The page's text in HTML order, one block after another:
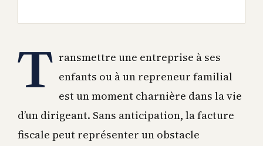
T ransmettre une entreprise à ses
enfants ou à un repreneur familial
est un moment charnière dans la vie
d’un dirigeant. Sans anticipation, la facture
fiscale peut représenter un obstacle